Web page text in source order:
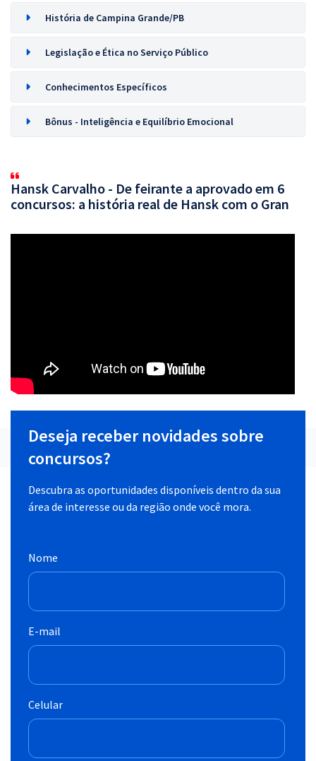
História de Campina Grande/PB
Legislação e Ética no Serviço Público
Conhecimentos Específicos
Bônus - Inteligência e Equilíbrio Emocional
Hansk Carvalho - De feirante a aprovado em 6
concursos: a história real de Hansk com o Gran
Deseja receber novidades sobre
concursos?
Descubra as oportunidades disponíveis dentro da sua
área de interesse ou da região onde você mora.
Nome
E-mail
Celular